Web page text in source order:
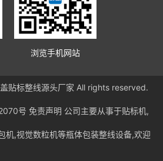
浏览手机网站
贴标整线源头厂家 All rights reserved.
号 免责声明 公司主要从事于贴标机,
机,视觉数粒机等瓶体包装整线设备,欢迎